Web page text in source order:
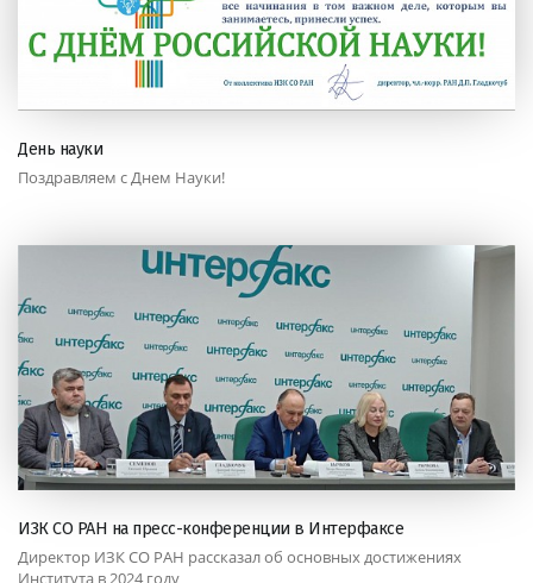
День науки
Поздравляем с Днем Науки!
ИЗК СО РАН на пресс-конференции в Интерфаксе
Директор ИЗК СО РАН рассказал об основных достижениях
Института в 2024 году